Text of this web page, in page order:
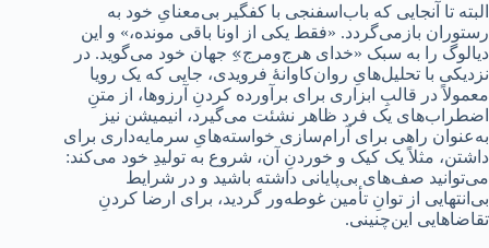
البته تا آنجایی که باب‌اسفنجی با کفگیر بی‌معنایِ خود به
رستوران بازمی‌گردد. «فقط یکی از اونا باقی مونده،» و این
دیالوگ را به سبک «خدای هرج‌ومرج»ِ جهان خود می‌گوید. در
نزدیکی با تحلیل‌هایِ روان‌کاوانۀ فرویدی، جایی که یک رویا
معمولاً در قالبِ ابزاری برای برآورده‌ کردنِ آرزوها، از متنِ
اضطراب‌های یک فرد ظاهر نشئت می‌گیرد، انیمیشن نیز
به‌عنوان راهی برای آرام‌سازی خواسته‌هایِ سرمایه‌داری برای
داشتن، مثلاً یک کیک و خوردنِ آن، شروع به تولیدِ خود می‌کند:
می‌توانید صف‌های بی‌پایانی داشته باشید و در شرایط
بی‌انتهایی از توانِ تأمین غوطه‌ور گردید، برای ارضا کردنِ
تقاضاهایی این‌چنینی.